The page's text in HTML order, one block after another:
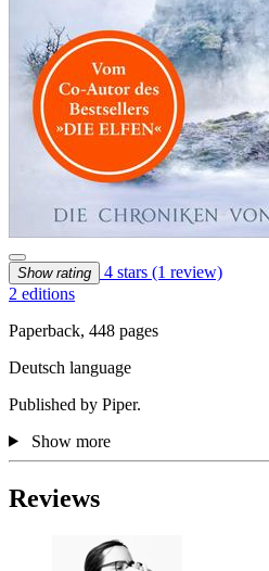
Show rating 4 stars (1 review)
2 editions
Paperback, 448 pages
Deutsch language
Published by Piper.
Show more
Reviews